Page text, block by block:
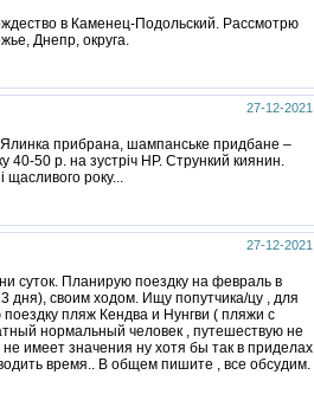
в Каменец-Подольский. Рассмотрю
Днепр, округа.
27-12-2021
Ялинка прибрана, шампанське придбане –
40-50 р. на зустріч НР. Стрункий киянин.
щасливого року...
27-12-2021
Планирую поездку на февраль в
дня), своим ходом. Ищу попутчика/цу , для
пляж Кендва и Нунгви ( пляжи с
нормальный человек , путешествую не
имеет значения ну хотя бы так в приделах
время.. В общем пишите , все обсудим.